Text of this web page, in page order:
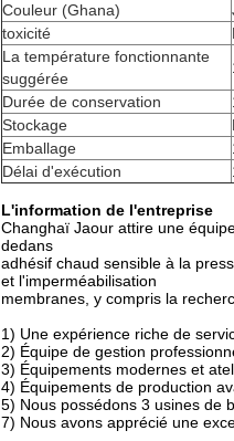
Couleur (Ghana)
toxicité
La température fonctionnante
suggérée
Durée de conservation
Stockage
Emballage
Délai d'exécution
L'information de l'entreprise
Changhaï Jaour attire une
dedans
adhésif chaud sensible à la
et l'imperméabilisation
membranes, y compris la
1) Une expérience riche de
2) Équipe de gestion
3) Équipements modernes et
4) Équipements de production
5) Nous possédons 3 usines de
7) Nous avons apprécié une